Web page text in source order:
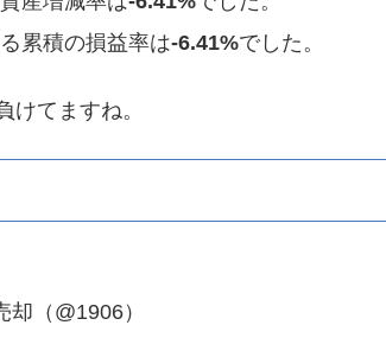
累積の損益率は-6.41%でした。
けてますね。
（@1906）